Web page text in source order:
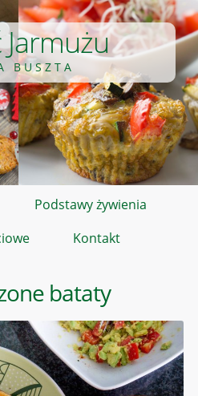
BUSZTA
Podstawy żywienia
Kontakt
bataty